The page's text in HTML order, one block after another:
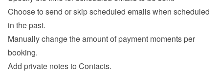
Choose to send or skip scheduled emails when scheduled
in the past.
Manually change the amount of payment moments per
booking.
Add private notes to Contacts.